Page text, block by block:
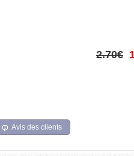
2.70€
Avis des clients